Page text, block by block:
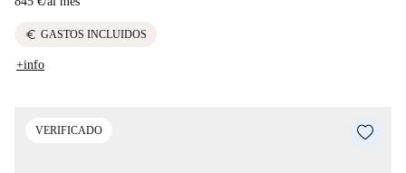
euro GASTOS INCLUIDOS
+info
VERIFICADO